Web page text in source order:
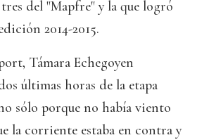
del "Mapfre" y la que logró
2014-2015.
Támara Echegoyen
últimas horas de la etapa
sólo porque no había viento
la corriente estaba en contra y